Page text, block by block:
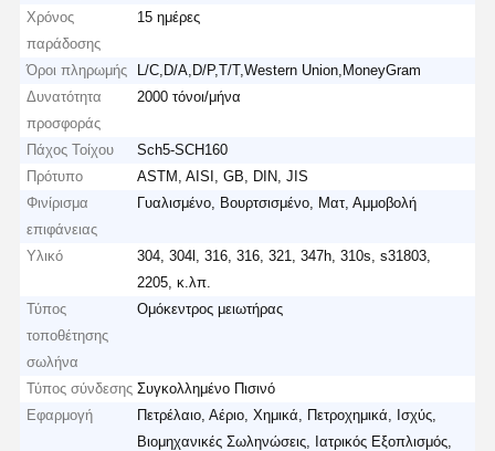
Χρόνος
παράδοσης
15 ημέρες
Όροι πληρωμής
L/C,D/A,D/P,T/T,Western Union,MoneyGram
Δυνατότητα
προσφοράς
2000 τόνοι/μήνα
Πάχος Τοίχου
Sch5-SCH160
Πρότυπο
ASTM, AISI, GB, DIN, JIS
Φινίρισμα
επιφάνειας
Γυαλισμένο, Βουρτσισμένο, Ματ, Αμμοβολή
Υλικό
304, 304l, 316, 316, 321, 347h, 310s, s31803,
2205, κ.λπ.
Τύπος
τοποθέτησης
σωλήνα
Ομόκεντρος μειωτήρας
Τύπος σύνδεσης Συγκολλημένο Πισινό
Εφαρμογή
Πετρέλαιο, Αέριο, Χημικά, Πετροχημικά, Ισχύς,
Βιομηχανικές Σωληνώσεις, Ιατρικός Εξοπλισμός,